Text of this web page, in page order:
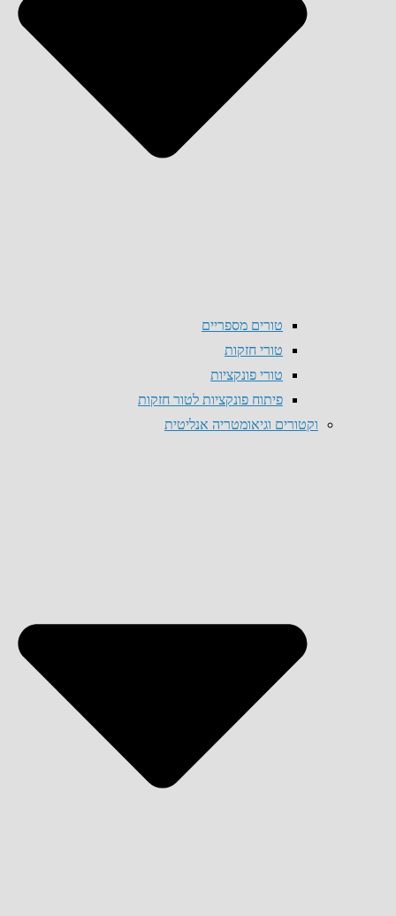
טורים מספריים
טורי חזקות
טורי פונקציות
פיתוח פונקציות לטור חזקות
וקטורים וגיאומטריה אנליטית